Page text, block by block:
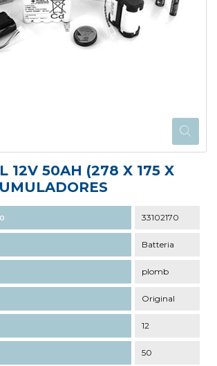
12V 50AH (278 X 175 X
33102170
Batteria
plomb
Original
12
50